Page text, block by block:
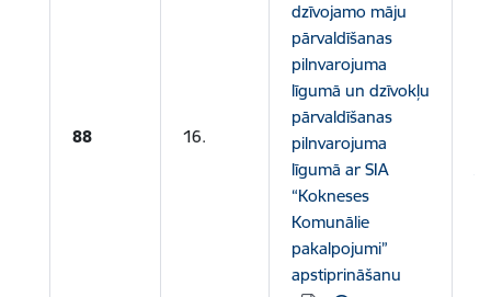
88 16.
dzīvojamo māju
pārvaldīšanas
pilnvarojuma
līgumā un dzīvokļu
pārvaldīšanas
pilnvarojuma
līgumā ar SIA
“Kokneses
Komunālie
pakalpojumi”
apstiprināšanu